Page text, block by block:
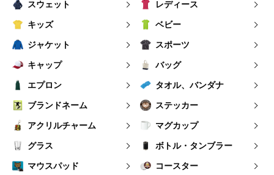
スウェット レディース
キッズ ベビー
ジャケット スポーツ
キャップ バッグ
エプロン タオル、バンダナ
ブランドネーム ステッカー
アクリルチャーム マグカップ
グラス ボトル・タンブラー
マウスパッド コースター